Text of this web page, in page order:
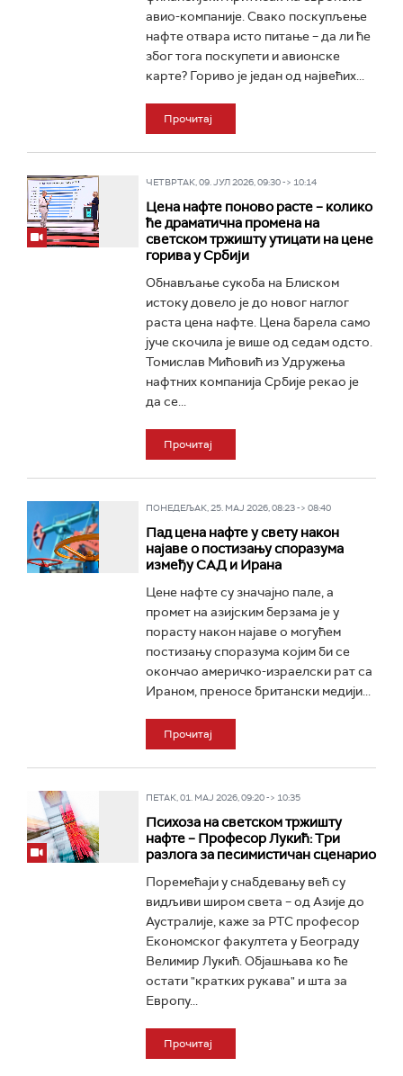
авио-компаније. Свако поскупљење
нафте отвара исто питање – да ли ће
због тога поскупети и авионске
карте? Гориво је један од највећих...
Прочитај
ЧЕТВРТАК, 09. ЈУЛ 2026, 09:30 -> 10:14
Цена нафте поново расте – колико
ће драматична промена на
светском тржишту утицати на цене
горива у Србији
Обнављање сукоба на Блиском
истоку довело је до новог наглог
раста цена нафте. Цена барела само
јуче скочила је више од седам одсто.
Томислав Мићовић из Удружења
нафтних компанија Србије рекао је
да се...
Прочитај
ПОНЕДЕЉАК, 25. МАЈ 2026, 08:23 -> 08:40
Пад цена нафте у свету након
најаве о постизању споразума
између САД и Ирана
Цене нафте су значајно пале, а
промет на азијским берзама је у
порасту након најаве о могућем
постизању споразума којим би се
окончао америчко-израелски рат са
Ираном, преносе британски медији...
Прочитај
ПЕТАК, 01. МАЈ 2026, 09:20 -> 10:35
Психоза на светском тржишту
нафте – Професор Лукић: Три
разлога за песимистичан сценарио
Поремећаји у снабдевању већ су
видљиви широм света – од Азије до
Аустралије, каже за РТС професор
Економског факултета у Београду
Велимир Лукић. Објашњава ко ће
остати "кратких рукава" и шта за
Европу...
Прочитај